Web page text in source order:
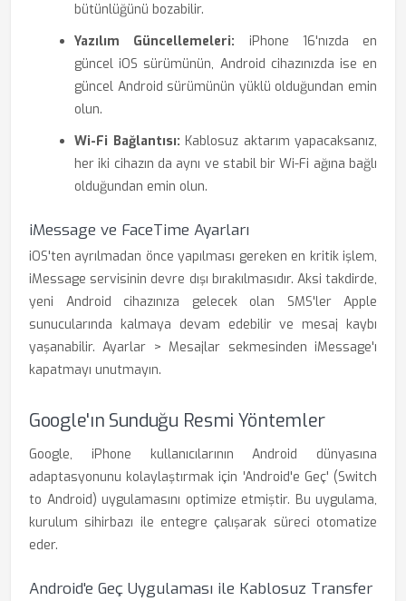
bütünlüğünü bozabilir.
Yazılım Güncellemeleri: iPhone 16'nızda en
güncel iOS sürümünün, Android cihazınızda ise en
güncel Android sürümünün yüklü olduğundan emin
olun.
Wi-Fi Bağlantısı: Kablosuz aktarım yapacaksanız,
her iki cihazın da aynı ve stabil bir Wi-Fi ağına bağlı
olduğundan emin olun.
iMessage ve FaceTime Ayarları
iOS'ten ayrılmadan önce yapılması gereken en kritik işlem,
iMessage servisinin devre dışı bırakılmasıdır. Aksi takdirde,
yeni Android cihazınıza gelecek olan SMS'ler Apple
sunucularında kalmaya devam edebilir ve mesaj kaybı
yaşanabilir. Ayarlar > Mesajlar sekmesinden iMessage'ı
kapatmayı unutmayın.
Google'ın Sunduğu Resmi Yöntemler
Google, iPhone kullanıcılarının Android dünyasına
adaptasyonunu kolaylaştırmak için 'Android'e Geç' (Switch
to Android) uygulamasını optimize etmiştir. Bu uygulama,
kurulum sihirbazı ile entegre çalışarak süreci otomatize
eder.
Android'e Geç Uygulaması ile Kablosuz Transfer